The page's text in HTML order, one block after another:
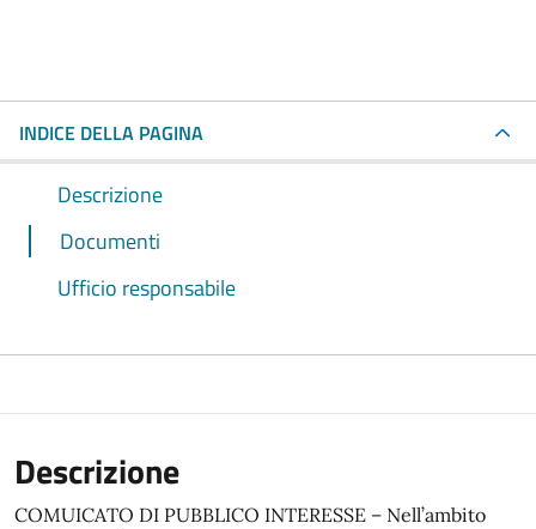
INDICE DELLA PAGINA
Descrizione
Documenti
Ufficio responsabile
Descrizione
COMUICATO DI PUBBLICO INTERESSE – Nell’ambito